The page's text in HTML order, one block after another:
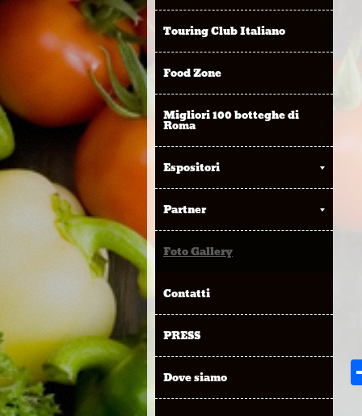
Touring Club Italiano
Food Zone
Migliori 100 botteghe di
Roma
Espositori
Partner
Foto Gallery
Contatti
PRESS
Dove siamo